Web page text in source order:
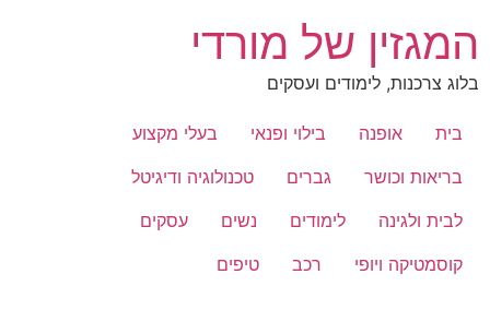
לתוכן
המגזין של מורדי
בלוג צרכנות, לימודים ועסקים
בית אופנה בילוי ופנאי
בעלי מקצוע
בריאות וכושר
גברים
טכנולוגיה ודיגיטל
לבית ולגינה
לימודים נשים
עסקים
קוסמטיקה ויופי
רכב טיפים